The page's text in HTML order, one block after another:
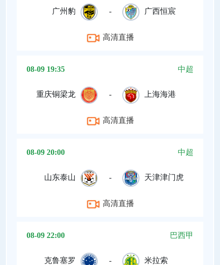
广州豹 - 广西恒宸
高清直播
08-09 19:35 中超
重庆铜梁龙 - 上海海港
高清直播
08-09 20:00 中超
山东泰山 - 天津津门虎
高清直播
08-09 22:00 巴西甲
克鲁塞罗 - 米拉索